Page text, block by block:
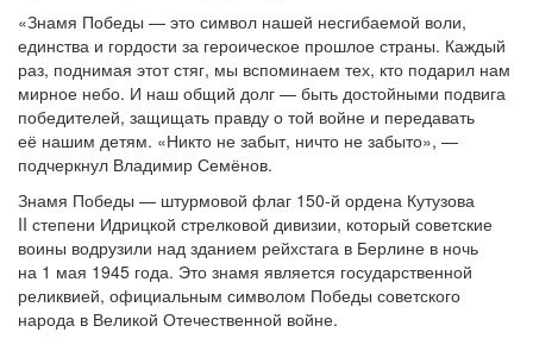
«Знамя Победы — это символ нашей несгибаемой воли,
единства и гордости за героическое прошлое страны. Каждый
раз, поднимая этот стяг, мы вспоминаем тех, кто подарил нам
мирное небо. И наш общий долг — быть достойными подвига
победителей, защищать правду о той войне и передавать
её нашим детям. «Никто не забыт, ничто не забыто», —
подчеркнул Владимир Семёнов.
Знамя Победы — штурмовой флаг 150-й ордена Кутузова
II степени Идрицкой стрелковой дивизии, который советские
воины водрузили над зданием рейхстага в Берлине в ночь
на 1 мая 1945 года. Это знамя является государственной
реликвией, официальным символом Победы советского
народа в Великой Отечественной войне.